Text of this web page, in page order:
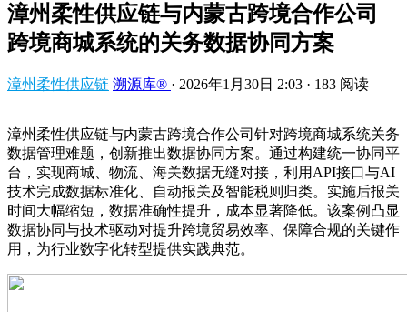
漳州柔性供应链与内蒙古跨境合作公司
跨境商城系统的关务数据协同方案
漳州柔性供应链 溯源库® · 2026年1月30日 2:03 · 183 阅读
漳州柔性供应链与内蒙古跨境合作公司针对跨境商城系统关务
数据管理难题，创新推出数据协同方案。通过构建统一协同平
台，实现商城、物流、海关数据无缝对接，利用API接口与AI
技术完成数据标准化、自动报关及智能税则归类。实施后报关
时间大幅缩短，数据准确性提升，成本显著降低。该案例凸显
数据协同与技术驱动对提升跨境贸易效率、保障合规的关键作
用，为行业数字化转型提供实践典范。